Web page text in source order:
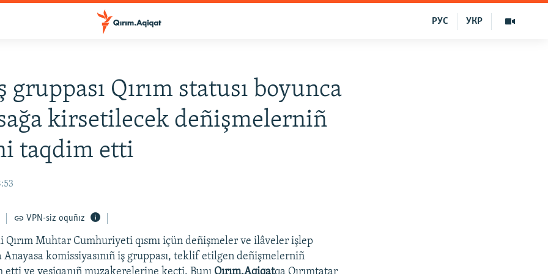
УКР
РУС
gruppası Qırım statusı boyunca
kirsetilecek deñişmelerniñ
taqdim etti
VPN-siz oquñız
Qırım Muhtar Cumhuriyeti qısmı içün deñişmeler ve ilâveler işlep
Anayasa komissiyasınıñ iş gruppası, teklif etilgen deñişmelerniñ